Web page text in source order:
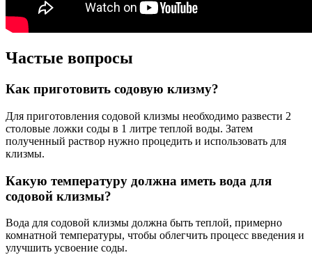
Частые вопросы
Как приготовить содовую клизму?
Для приготовления содовой клизмы необходимо развести 2
столовые ложки соды в 1 литре теплой воды. Затем
полученный раствор нужно процедить и использовать для
клизмы.
Какую температуру должна иметь вода для
содовой клизмы?
Вода для содовой клизмы должна быть теплой, примерно
комнатной температуры, чтобы облегчить процесс введения и
улучшить усвоение соды.